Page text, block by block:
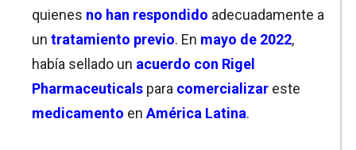
quienes no han respondido adecuadamente a
un tratamiento previo. En mayo de 2022,
había sellado un acuerdo con Rigel
Pharmaceuticals para comercializar este
medicamento en América Latina.